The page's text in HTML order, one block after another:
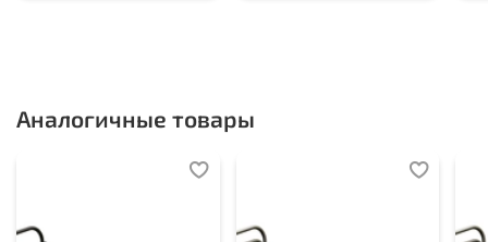
Аналогичные товары